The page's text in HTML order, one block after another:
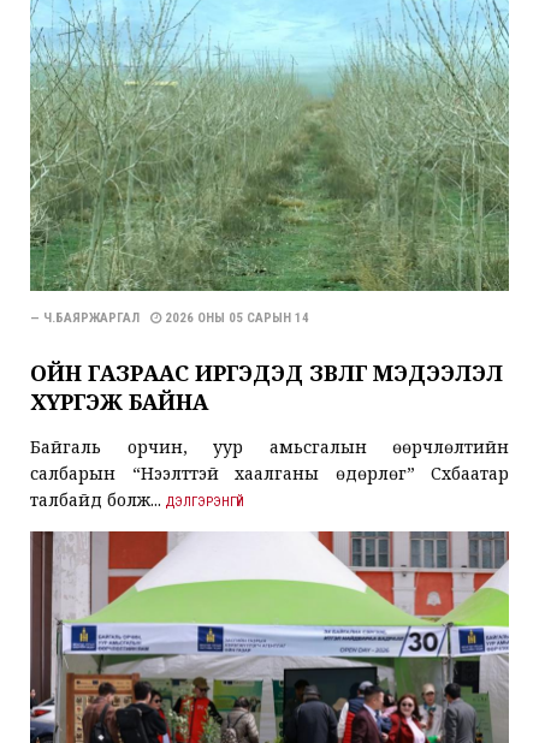
— Ч.БАЯРЖАРГАЛ 2026 ОНЫ 05 САРЫН 14
ОЙН ГАЗРААС ИРГЭДЭД ЗӨВЛӨГӨӨ МЭДЭЭЛЭЛ
ХҮРГЭЖ БАЙНА
Байгаль орчин, уур амьсгалын өөрчлөлтийн
салбарын “Нээлттэй хаалганы өдөрлөг” Сүхбаатар
талбайд болж... ДЭЛГЭРЭНГҮЙ